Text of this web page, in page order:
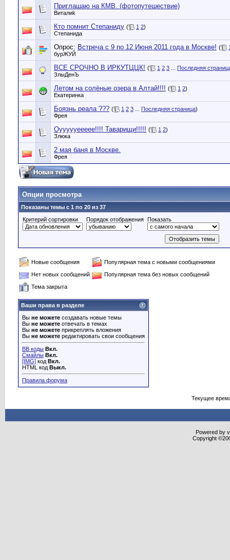
Приглашаю на КМВ. (фотопутешествие)
Виталиk
Кто помнит Степаниду ( 1 2)
Степанида
Опрос: Встреча с 9 по 12 Июня 2011 года в Москве! (
бурЖУЙ
ВСЕ СРОЧНО В ИРКУТЦЦК! ( 1 2 3
Последняя
ЗлыДенЪ
Летом на солёные озера в Алтай!!!! ( 1 2)
Екатеринка
Боязнь реала ??? ( 1 2 3 Последняя страница)
Фрея
Оуууууеееее!!!! Таварищи!!!!! ( 1 2)
Злюка
2 мая баня в Москве.
Фрея
Опции просмотра
Показаны темы с 1 по 20 из 37
Критерий сортировки
Порядок отображения Показать
Новые сообщения
Популярная тема с новыми сообщениями
Нет новых сообщений
Популярная тема без новых сообщений
Тема закрыта
Ваши права в разделе
Вы не можете создавать новые темы
Вы не можете отвечать в темах
Вы не можете прикреплять вложения
Вы не можете редактировать свои сообщения
BB коды Вкл.
Смайлы Вкл.
[IMG] код Вкл.
HTML код Выкл.
Правила форума
Текущее
Powered by
Copyright